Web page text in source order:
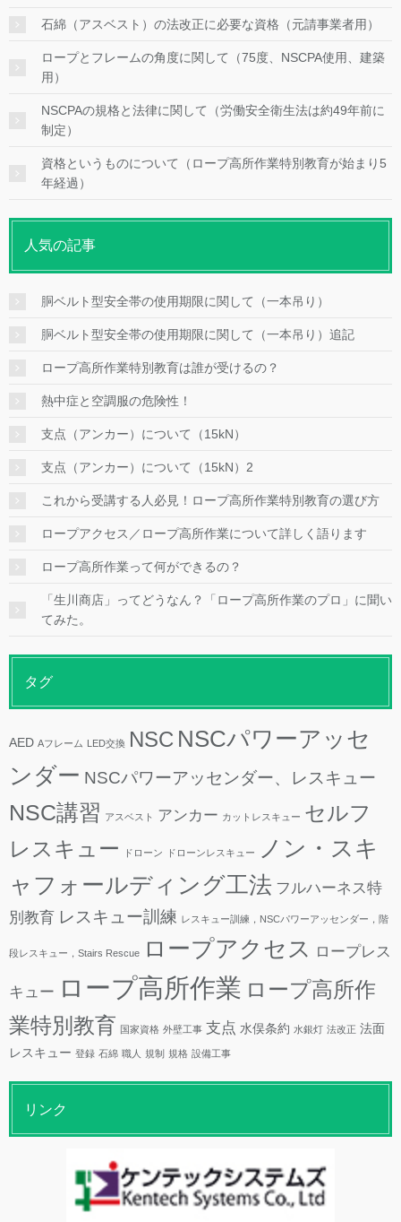
石綿（アスベスト）の法改正に必要な資格（元請事業者用）
ロープとフレームの角度に関して（75度、NSCPA使用、建築
用）
NSCPAの規格と法律に関して（労働安全衛生法は約49年前に
制定）
資格というものについて（ロープ高所作業特別教育が始まり5
年経過）
人気の記事
胴ベルト型安全帯の使用期限に関して（一本吊り）
胴ベルト型安全帯の使用期限に関して（一本吊り）追記
ロープ高所作業特別教育は誰が受けるの？
熱中症と空調服の危険性！
支点（アンカー）について（15kN）
支点（アンカー）について（15kN）2
これから受講する人必見！ロープ高所作業特別教育の選び方
ロープアクセス／ロープ高所作業について詳しく語ります
ロープ高所作業って何ができるの？
「生川商店」ってどうなん？「ロープ高所作業のプロ」に聞い
てみた。
タグ
AED Aフレーム LED交換 NSC NSCパワーアッセ
ンダー NSCパワーアッセンダー、レスキュー
NSC講習 アスベスト アンカー カットレスキュー セルフ
レスキュー
ドローン ドローンレスキュー
ノン・スキ
ャフォールディング工法 フルハーネス特
別教育 レスキュー訓練 レスキュー訓練，NSCパワーアッセンダー，階
段レスキュー，Stairs Rescue ロープアクセス ロープレス
キュー ロープ高所作業 ロープ高所作
業特別教育 国家資格 外壁工事 支点 水俣条約 水銀灯 法改正 法面
レスキュー 登録 石綿 職人 規制 規格 設備工事
リンク